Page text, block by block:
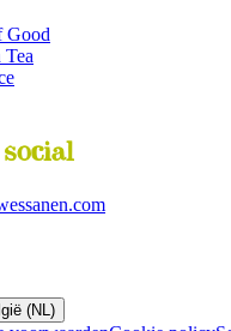
Good
Tea
(NL)